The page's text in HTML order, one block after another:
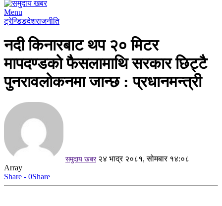
Menu
ट्रेन्डिङदेशराजनीति
नदी किनारबाट थप २० मिटर
मापदण्डको फैसलामाथि सरकार छिट्टै
पुनरावलोकनमा जान्छ : प्रधानमन्त्री
समुदाय खबर २४ भाद्र २०८१, सोमबार १४:०८
Array
Share - 0Share